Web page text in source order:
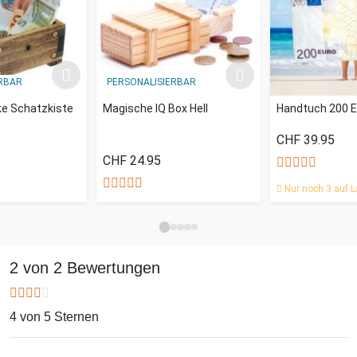
Schatzkiste
PERSONALISIERBAR
Magische IQ Box Hell
CHF 24.95
Handtuch 200
CHF 39.95
Nur noch 3 auf
2 von 2 Bewertungen
4 von 5 Sternen